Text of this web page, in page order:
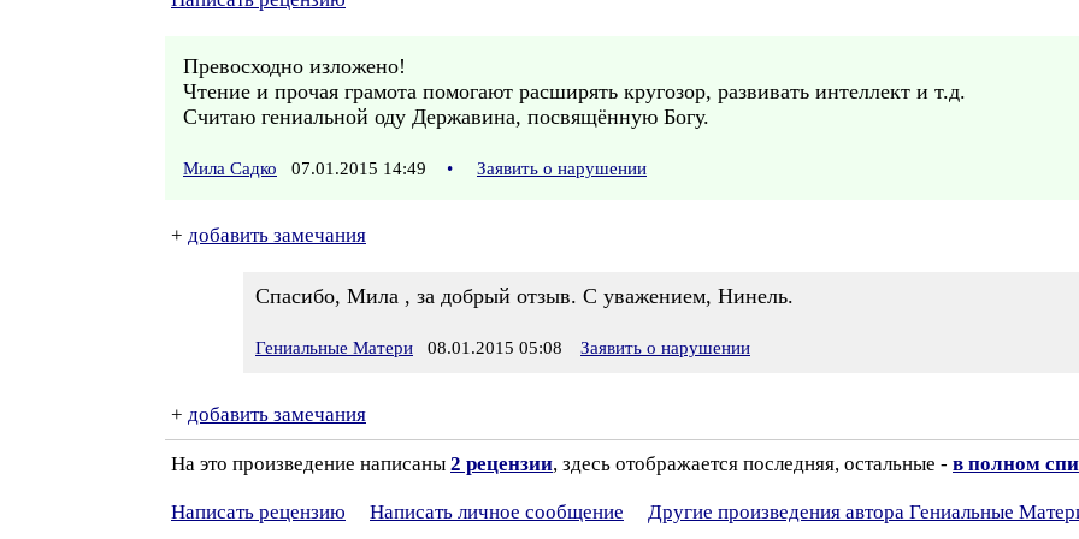
Превосходно изложено!
Чтение и прочая грамота помогают расширять кругозор, развивать интеллект и т.д.
Считаю гениальной оду Державина, посвящённую Богу.
Мила Садко 07.01.2015 14:49 • Заявить о нарушении
+ добавить замечания
Спасибо, Мила , за добрый отзыв. С уважением, Нинель.
Гениальные Матери 08.01.2015 05:08 Заявить о нарушении
+ добавить замечания
На это произведение написаны 2 рецензии, здесь отображается последняя, остальные - в полном
Написать рецензию Написать личное сообщение Другие произведения автора Гениальные